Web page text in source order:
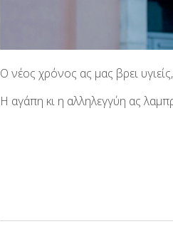
Ο νέος χρόνος ας μας βρει
Η αγάπη κι η αλληλεγγύη ας